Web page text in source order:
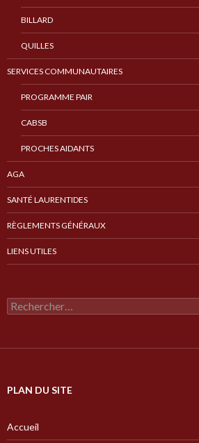
BILLARD
QUILLES
SERVICES COMMUNAUTAIRES
PROGRAMME PAIR
CABSB
PROCHES AIDANTS
AGA
SANTÉ LAURENTIDES
RÈGLEMENTS GÉNÉRAUX
LIENS UTILES
Rechercher :
PLAN DU SITE
Accueil